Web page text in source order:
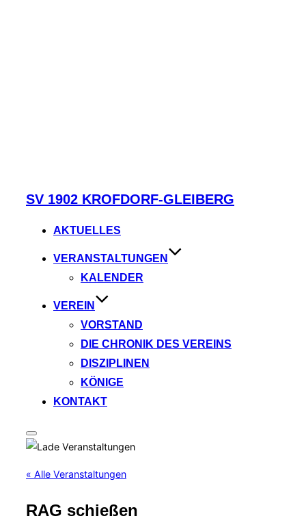
springen
SV 1902 KROFDORF-GLEIBERG
AKTUELLES
VERANSTALTUNGEN
KALENDER
VEREIN
VORSTAND
DIE CHRONIK DES VEREINS
DISZIPLINEN
KÖNIGE
KONTAKT
Seitenleiste
&
umschalten
« Alle Veranstaltungen
RAG schießen